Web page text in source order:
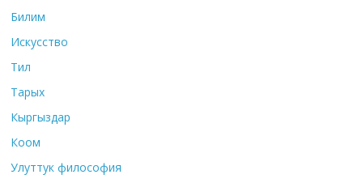
Билим
Искусство
Тил
Тарых
Кыргыздар
Коом
Улуттук философия